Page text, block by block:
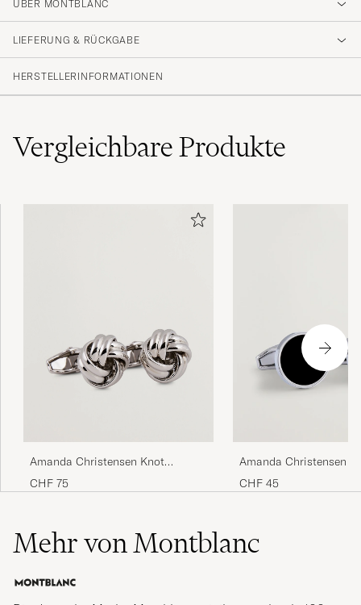
ÜBER MONTBLANC
LIEFERUNG & RÜCKGABE
HERSTELLERINFORMATIONEN
VergleichbareProdukte
Amanda Christensen Knot
Cufflink & Shirt Studs Set Silver
CHF 75
Amanda Christensen
Cufflink Silver/Black
CHF 45
Mehr von Montblanc